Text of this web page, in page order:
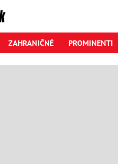
ZAHRANIČNÉ PROMINENTI